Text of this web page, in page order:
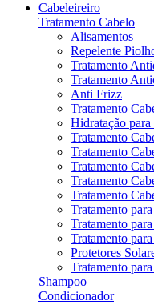
Cabeleireiro
Tratamento Cabelo
Alisamentos
Repelente
Tratamento
Tratamento
Anti Frizz
Tratamento
Hidratação para
Tratamento
Tratamento
Tratamento
Tratamento
Tratamento
Tratamento
Tratamento
Tratamento
Protetores
Tratamento
Shampoo
Condicionador